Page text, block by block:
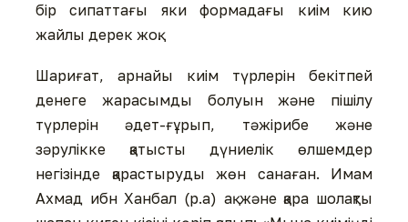
бір сипаттағы яки формадағы киім кию
жайлы дерек жоқ.
Шариғат, арнайы киім түрлерін бекітпей
денеге жарасымды болуын және пішілу
түрлерін әдет-ғұрып, тәжірибе және
зәрулікке қатысты дүниелік өлшемдер
негізінде қарастыруды жөн санаған. Имам
Ахмад ибн Ханбал (р.а) ақ және қара шолақты